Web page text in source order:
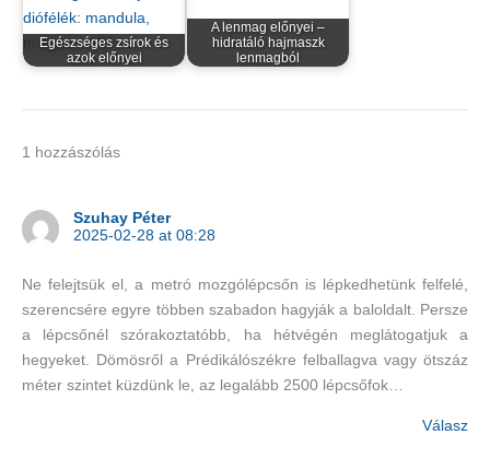
Egészséges zsírok és
azok előnyei
A lenmag előnyei –
hidratáló hajmaszk
lenmagból
1 hozzászólás
Szuhay Péter
2025-02-28 at 08:28
Ne felejtsük el, a metró mozgólépcsőn is lépkedhetünk felfelé,
szerencsére egyre többen szabadon hagyják a baloldalt. Persze
a lépcsőnél szórakoztatóbb, ha hétvégén meglátogatjuk a
hegyeket. Dömösről a Prédikálószékre felballagva vagy ötszáz
méter szintet küzdünk le, az legalább 2500 lépcsőfok…
Válasz